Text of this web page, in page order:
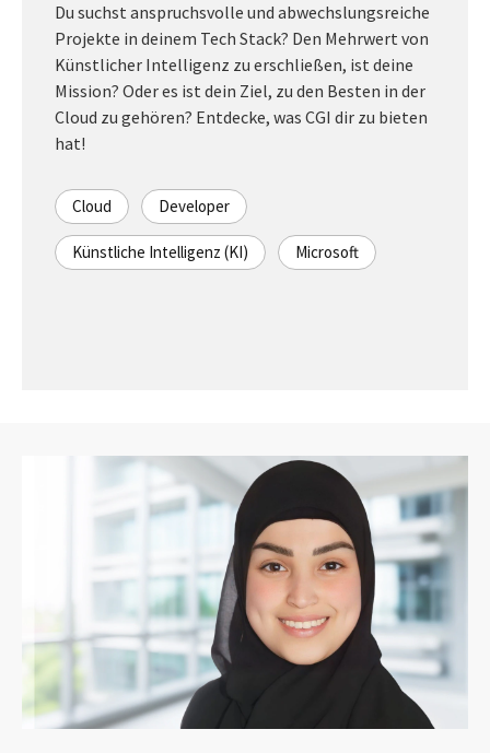
Du suchst anspruchsvolle und abwechslungsreiche
Projekte in deinem Tech Stack? Den Mehrwert von
Künstlicher Intelligenz zu erschließen, ist deine
Mission? Oder es ist dein Ziel, zu den Besten in der
Cloud zu gehören? Entdecke, was CGI dir zu bieten
hat!
Cloud Developer
Künstliche Intelligenz (KI) Microsoft